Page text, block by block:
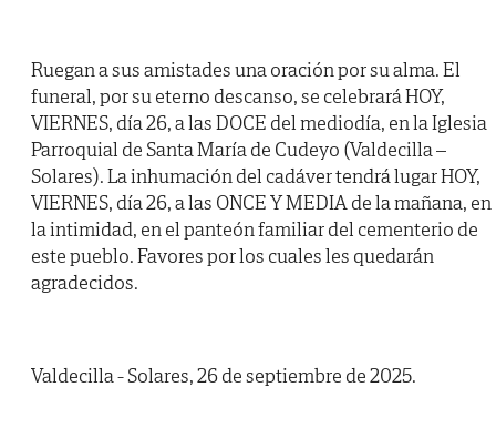
Ruegan a sus amistades una oración por su alma. El
funeral, por su eterno descanso, se celebrará HOY,
VIERNES, día 26, a las DOCE del mediodía, en la Iglesia
Parroquial de Santa María de Cudeyo (Valdecilla –
Solares). La inhumación del cadáver tendrá lugar HOY,
VIERNES, día 26, a las ONCE Y MEDIA de la mañana, en
la intimidad, en el panteón familiar del cementerio de
este pueblo. Favores por los cuales les quedarán
agradecidos.
Valdecilla - Solares, 26 de septiembre de 2025.